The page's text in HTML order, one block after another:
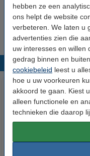
hebben ze een
ons helpt de website
verbeteren. We laten u
advertenties zien die
uw interesses en willen
gedrag binnen en
cookiebeleid leest u
hoe u uw voorkeuren
akkoord te gaan. Kiest
alleen functionele en
technieken die daarop
Tip
Wij adviseren u om deze
nemen.